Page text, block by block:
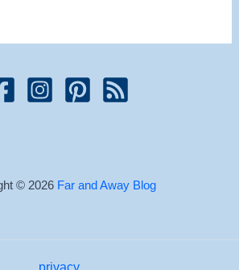
© 2026 Far and Away Blog
privacy